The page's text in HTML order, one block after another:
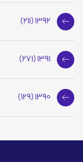
1392 (211)
1391 (271)
1390 (129)